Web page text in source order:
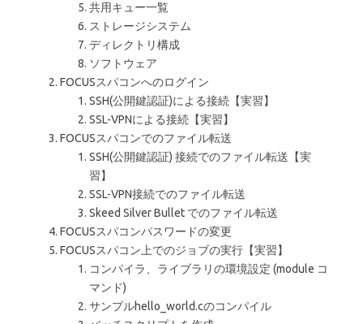
共用キュー一覧
ストレージシステム
ディレクトリ構成
ソフトウェア
FOCUSスパコンへのログイン
SSH(公開鍵認証)による接続【実習】
SSL-VPNによる接続【実習】
FOCUSスパコンでのファイル転送
SSH(公開鍵認証) 接続でのファイル転送【実
習】
SSL-VPN接続でのファイル転送
Skeed Silver Bullet でのファイル転送
FOCUSスパコンパスワードの変更
FOCUSスパコン上でのジョブの実行【実習】
コンパイラ、ライブラリの環境設定 (module コ
マンド)
サンプルhello_world.cのコンパイル